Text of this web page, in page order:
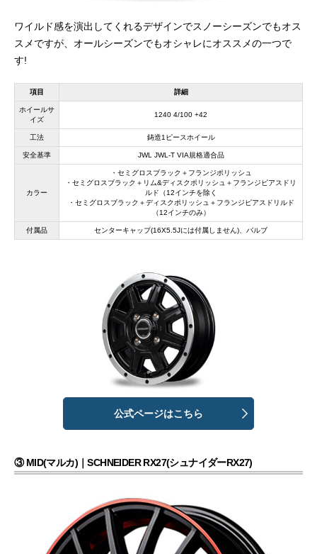
ワイルド感を演出してくれるデザインでスノーシーズンでもオス
スメですが、オールシーズンでもオシャレにオススメの一つで
す!
項目 詳細
ホイールサ
イズ
1240 4/100 +42
工法 鋳造1ピースホイール
安全基準 JWL JWL-T VIA規格適合品
カラー
・セミグロスブラック＋フランジポリッシュ
・セミグロスブラック＋リム&ディスクポリッシュ＋フランジピアスドリ
ルド（12インチを除く
・セミグロスブラック＋ディスクポリッシュ＋フランジピアスドリルド
（12インチのみ）
付属品 センターキャップ(16X5.5Jには付属しません)、バルブ
公式ページはこちら
③ MID(マルカ)｜SCHNEIDER RX27(シュナイダーRX27)